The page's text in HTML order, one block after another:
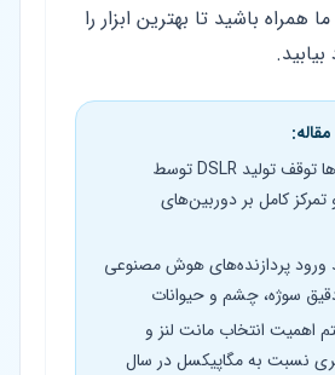
همراه باشید تا بهترین ابزار را
سلطه بدون‌آینه‌ها توقف تولید DSLR توسط
کامل بر دوربین‌های
پردازنده‌های هوش مصنوعی
سوژه، چشم و حیوانات
اهمیت انتخاب مانت لنز و
نسبت به مگاپیکسل در سال